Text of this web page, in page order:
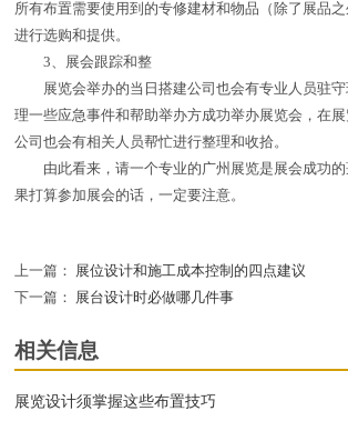
所有布置需要使用到的专修建材和物品（除了展品
进行选购和提供。
3、展会跟踪和整
展览会举办的当日搭建公司也会有专业人员驻守
理一些应急事件和帮助举办方成功举办展览会，在
公司也会有相关人员帮忙进行整理和收拾。
由此看来，请一个专业的广州展览是展会成功的
果打算参加展会的话，一定要注意。
上一篇：
展位设计和施工成本控制的四点建议
下一篇：
展台设计时必做哪几件事
相关信息
展览设计须掌握这些布置技巧